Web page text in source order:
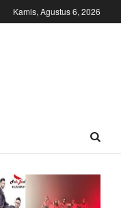
Kamis, Agustus 6, 2026